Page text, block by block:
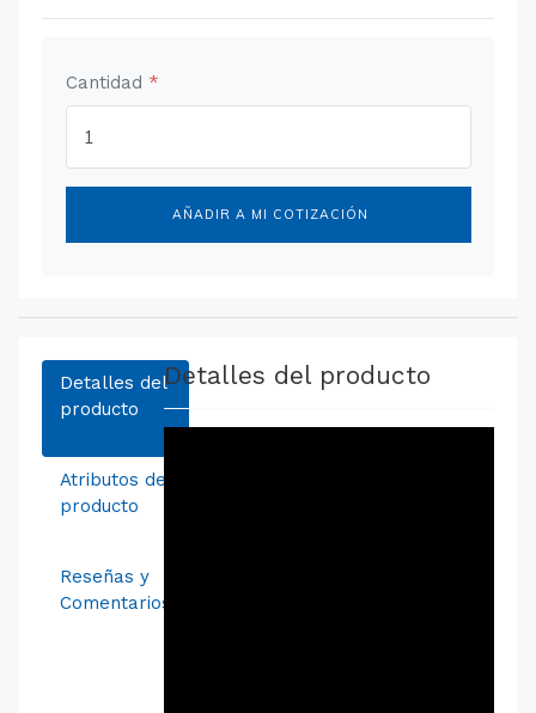
Cantidad *
AÑADIR A MI COTIZACIÓN
Detalles del
producto
Atributos del
producto
Reseñas y
Comentarios
Detalles del producto